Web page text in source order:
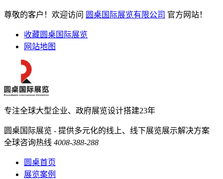
尊敬的客户！欢迎访问 圆桌国际展览有限公司 官方网站！
收藏圆桌国际展览
网站地图
专注全球大型企业、政府展览设计搭建23年
圆桌国际展览 - 提供多元化的线上、线下展览展示解决方案
全球咨询热线 4008-388-288
圆桌首页
展览案例